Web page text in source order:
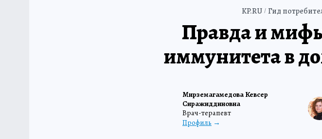
KP.RU Гид
Мирземагамедова Кевсер
Сиражиддиновна
Врач-терапевт
Профиль
Правда и
иммунитета в